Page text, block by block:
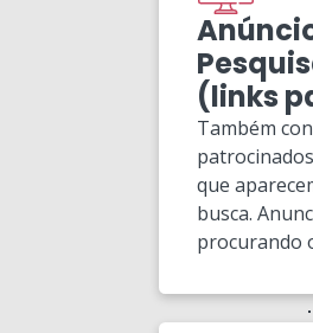
(links
Também
que
busca.
procurando